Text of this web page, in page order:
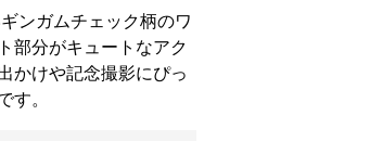
ンガムチェック柄のワ
部分がキュートなアク
かけや記念撮影にぴっ
す。